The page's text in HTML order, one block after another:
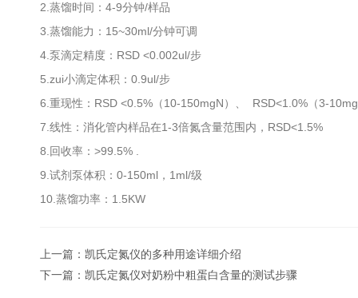
2.蒸馏时间：4-9分钟/样品
3.蒸馏能力：15~30ml/分钟可调
4.泵滴定精度：RSD <0.002ul/步
5.zui小滴定体积：0.9ul/步
6.重现性：RSD <0.5%（10-150mgN）、 RSD<1.0%（3-
7.线性：消化管内样品在1-3倍氮含量范围内，RSD<1.5%
8.回收率：>99.5% .
9.试剂泵体积：0-150ml，1ml/级
10.蒸馏功率：1.5KW
上一篇： 凯氏定氮仪的多种用途详细介绍
下一篇： 凯氏定氮仪对奶粉中粗蛋白含量的测试步骤